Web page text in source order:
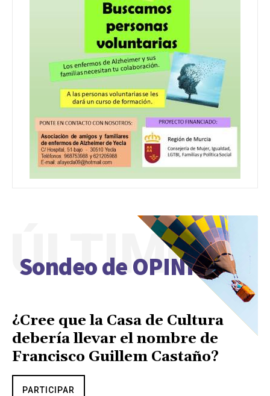
Sondeo de OPINIÓN
ÚLTIMO
¿Cree que la Casa de Cultura
debería llevar el nombre de
Francisco Guillem Castaño?
PARTICIPAR